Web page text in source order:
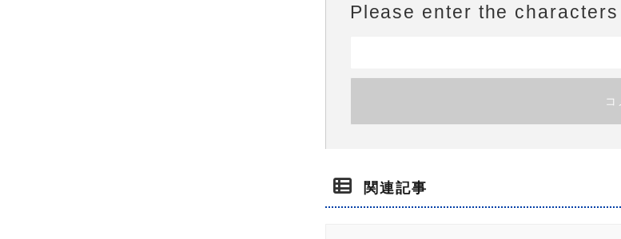
Please enter the
関連記事